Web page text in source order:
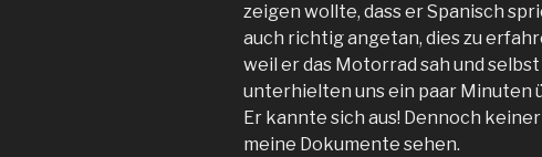
zeigen wollte, dass er Spanisch
auch richtig angetan, dies zu
weil er das Motorrad sah und
unterhielten uns ein paar Minuten
Er kannte sich aus! Dennoch
meine Dokumente sehen.